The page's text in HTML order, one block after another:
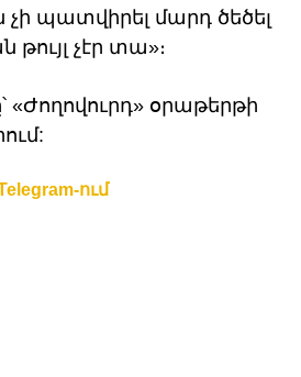
չի պատվիրել մարդ ծեծել
թույլ չէր տա»։
օրաթերթի
ում